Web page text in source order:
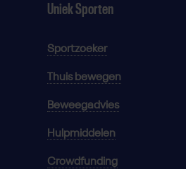
Uniek Sporten
Sportzoeker
Thuis bewegen
Beweegadvies
Hulpmiddelen
Crowdfunding